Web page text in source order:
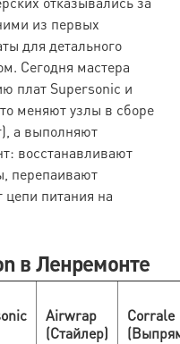
из первых
для детального
Сегодня мастера
плат Supersonic и
меняют узлы в сборе
а выполняют
восстанавливают
перепаивают
питания на
в Ленремонте
Airwrap
(Стайлер)
Corrale